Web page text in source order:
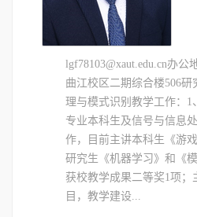
lgf78103@xaut.edu.cn办公
曲江校区二期综合楼506研
理与模式识别教学工作：1
专业本科生及信号与信息
作，目前主讲本科生《游
研究生《机器学习》和《
获校教学成果二等奖1项；
目，教学建设...